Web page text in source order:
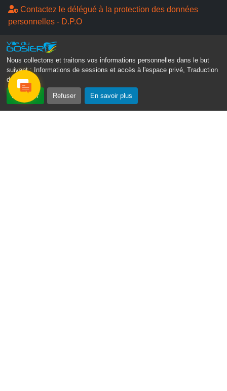
Nous collectons et traitons vos informations personnelles dans le but
suivant :
Informations de sessions et accès à l'espace privé, Traduction
des pages .
Accepter Refuser En savoir plus
Contactez le délégué à la protection des données
personnelles - D.P.O
Suivez-nous